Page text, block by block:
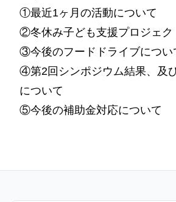
①最近1ヶ月の活動について
②冬休み子ども支援プロジェク
③今後のフードドライブについ
④第2回シンポジウム結果、及
について
⑤今後の補助金対応について